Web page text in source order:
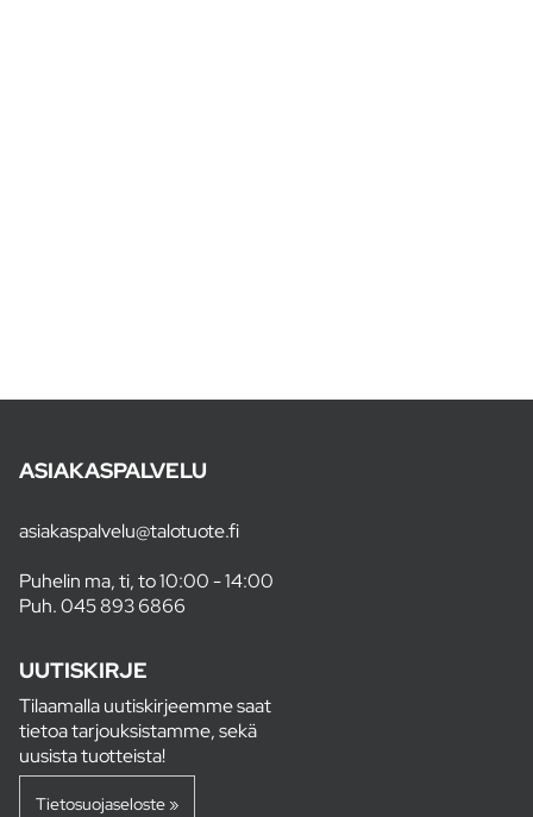
ASIAKASPALVELU
asiakaspalvelu@talotuote.fi
Puhelin ma, ti, to 10:00 - 14:00
Puh.045 893 6866
UUTISKIRJE
Tilaamalla uutiskirjeemme saat
tietoa tarjouksistamme, sekä
uusista tuotteista!
Tietosuojaseloste »